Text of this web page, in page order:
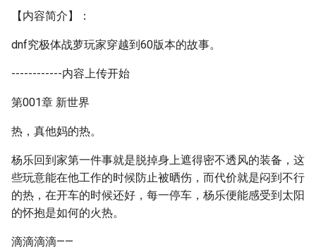
【内容简介】：
dnf究极体战萝玩家穿越到60版本的故事。
------------内容上传开始
第001章 新世界
热，真他妈的热。
杨乐回到家第一件事就是脱掉身上遮得密不透风的装备，这
些玩意能在他工作的时候防止被晒伤，而代价就是闷到不行
的热，在开车的时候还好，每一停车，杨乐便能感受到太阳
的怀抱是如何的火热。
滴滴滴滴——